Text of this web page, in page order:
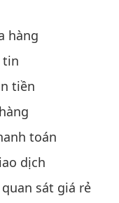
hàng
tin
tiền
toán
dịch
sát giá rẻ